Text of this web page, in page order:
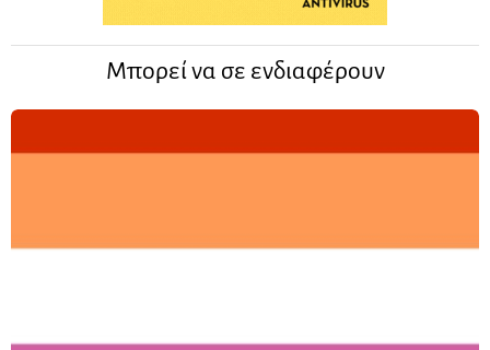
Μπορεί να σε ενδιαφέρουν